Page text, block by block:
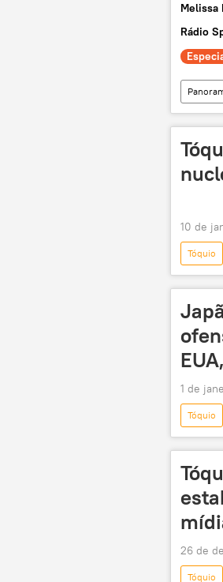
Melissa
Rádio
Sanae
10 de
Tóquio
Sanae
1 de
Tóquio
26 de
Tóquio